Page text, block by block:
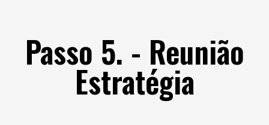
Passo 5. - Reunião
Estratégia